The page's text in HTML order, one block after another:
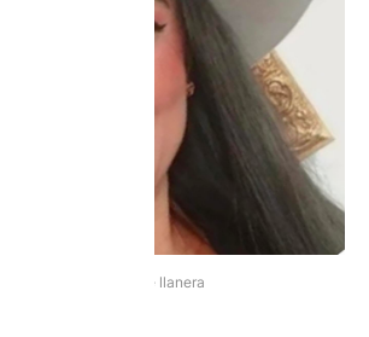
Diumary Mora, cantante llanera